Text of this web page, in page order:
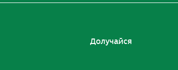
Долучайся